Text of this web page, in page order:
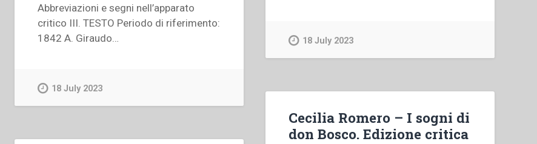
18 July 2023
Abbreviazioni e segni nell’apparato
critico III. TESTO Periodo di riferimento:
1842 A. Giraudo…
18 July 2023
Cecilia Romero – I sogni di
don Bosco. Edizione critica